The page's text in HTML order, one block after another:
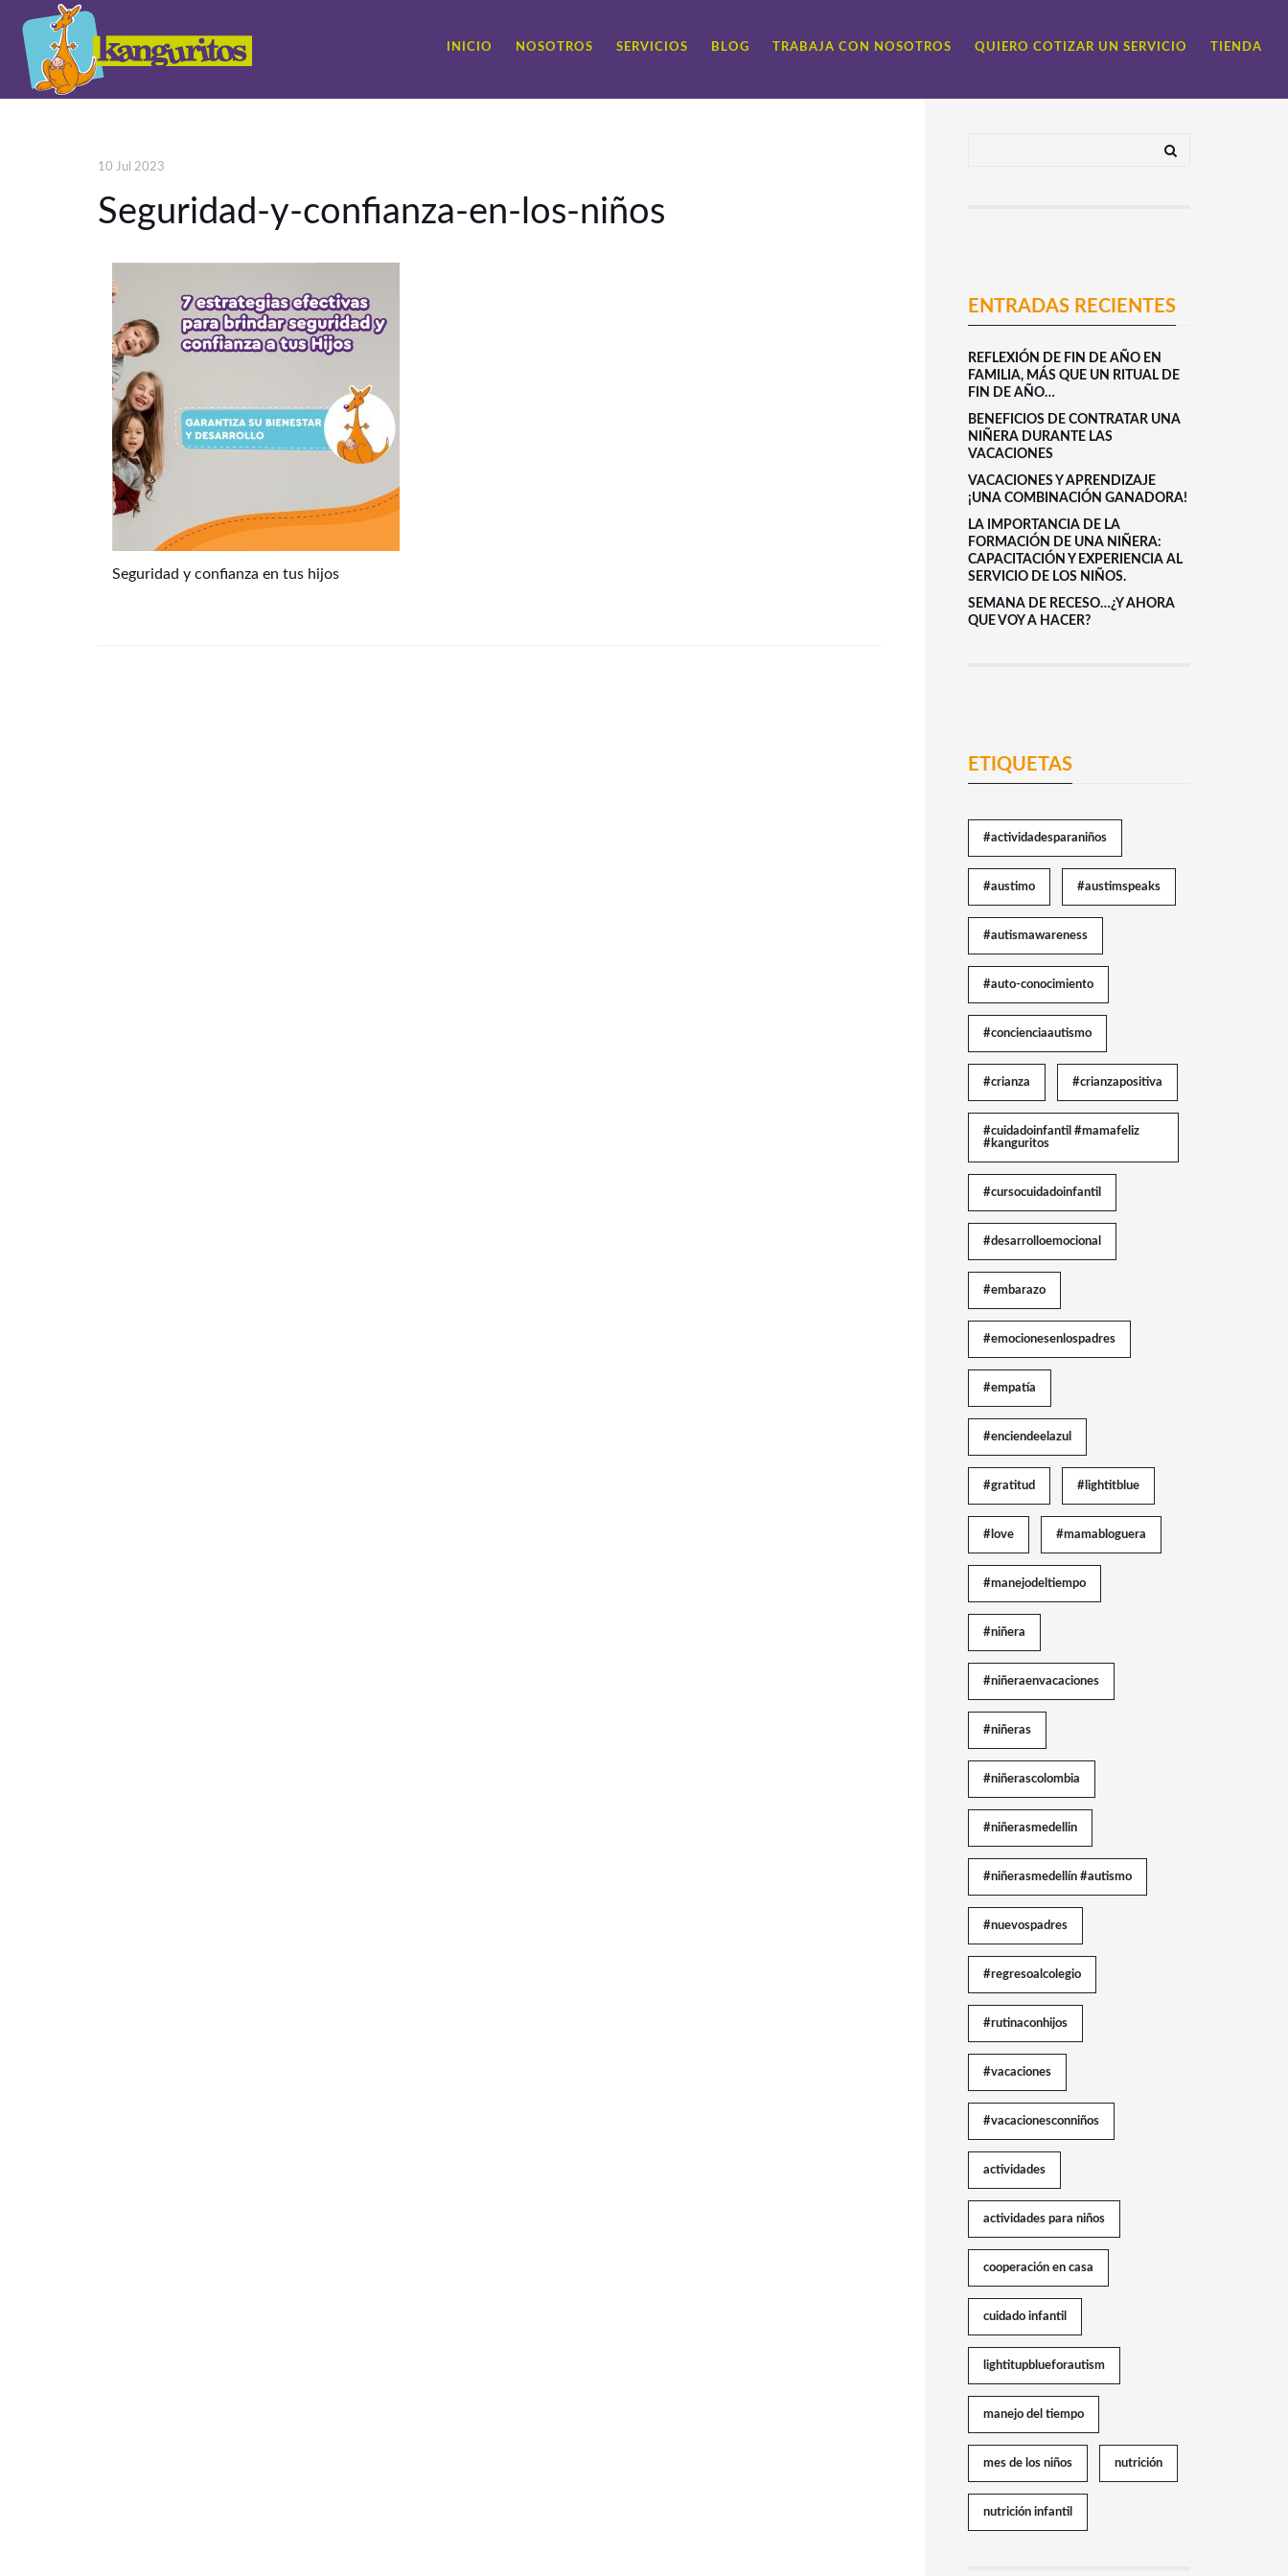
INICIO NOSOTROS SERVICIOS BLOG TRABAJA CON NOSOTROS QUIERO COTIZAR UN SERVICIO TIENDA
10 Jul 2023
Seguridad-y-confianza-en-los-niños
Seguridad y confianza en tus hijos
ENTRADAS RECIENTES
REFLEXIÓN DE FIN DE AÑO EN
FAMILIA, MÁS QUE UN RITUAL DE
FIN DE AÑO…
BENEFICIOS DE CONTRATAR UNA
NIÑERA DURANTE LAS
VACACIONES
VACACIONES Y APRENDIZAJE
¡UNA COMBINACIÓN GANADORA!
LA IMPORTANCIA DE LA
FORMACIÓN DE UNA NIÑERA:
CAPACITACIÓN Y EXPERIENCIA AL
SERVICIO DE LOS NIÑOS.
SEMANA DE RECESO…¿Y AHORA
QUE VOY A HACER?
ETIQUETAS
#actividadesparaniños
#austimo #austimspeaks
#autismawareness
#auto-conocimiento
#concienciaautismo
#crianza #crianzapositiva
#cuidadoinfantil #mamafeliz
#kanguritos
#cursocuidadoinfantil
#desarrolloemocional
#embarazo
#emocionesenlospadres
#empatía
#enciendeelazul
#gratitud #lightitblue
#love #mamabloguera
#manejodeltiempo
#niñera
#niñeraenvacaciones
#niñeras
#niñerascolombia
#niñerasmedellin
#niñerasmedellín #autismo
#nuevospadres
#regresoalcolegio
#rutinaconhijos
#vacaciones
#vacacionesconniños
actividades
actividades para niños
cooperación en casa
cuidado infantil
lightitupblueforautism
manejo del tiempo
mes de los niños nutrición
nutrición infantil